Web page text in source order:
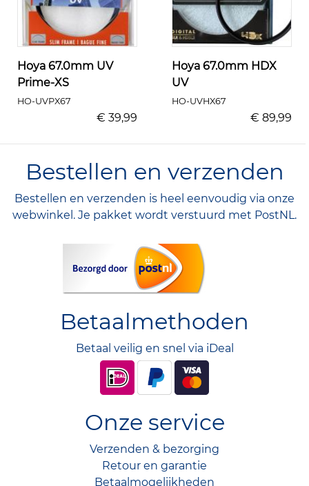
Hoya 67.0mm UV
Prime-XS
HO-UVPX67
€ 39,99
Hoya 67.0mm HDX
UV
HO-UVHX67
€ 89,99
Bestellen en verzenden
Bestellen en verzenden is heel eenvoudig via onze
webwinkel. Je pakket wordt verstuurd met PostNL.
Betaalmethoden
Betaal veilig en snel via iDeal
Onze service
Verzenden & bezorging
Retour en garantie
Betaalmogelijkheden